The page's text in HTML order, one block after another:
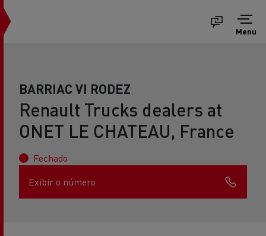
Menu
BARRIAC VI RODEZ
Renault Trucks dealers at
ONET LE CHATEAU, France
Fechado
Exibir o número